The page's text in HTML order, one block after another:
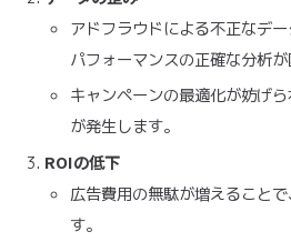
アドフラウドによる不正なデ
パフォーマンスの正確な分析が
キャンペーンの最適化が妨げ
が発生します。
ROIの低下
広告費用の無駄が増えること
す。